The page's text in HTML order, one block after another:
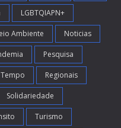
LGBTQIAPN+
Ambiente Noticias
Pesquisa
Regionais
Solidariedade
Turismo